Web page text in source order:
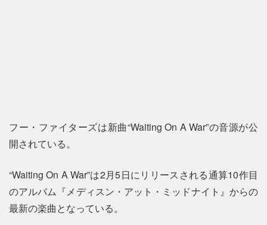
フー・ファイターズは新曲“Waiting On A War”の音源が公
開されている。
“Waiting On A War”は2月5日にリリースされる通算10作目
のアルバム『メディスン・アット・ミッドナイト』からの
最新の楽曲となっている。